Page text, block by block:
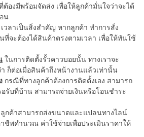
องมีพร้อมจัดส่ง เพื่อให้ลูกค้ามั่นใจว่าจะได้
น
เวลาเป็นสิ่งสำคัญ หากลูกค้า ทำการสั่ง
ที่จะต้องได้สินค้าตรงตามเวลา เพื่อให้ทันใช้
ในการติดตั้งรั้วคาวบอยนั้น ทางเราจะ
ำ ก็ต่อเมื่อสินค้าถึงหน้างานแล้วเท่านั้น
กรณีที่ทางลูกค้าต้องการติดตั้งเอง สามารถ
รับที่บ้าน สามารถจ่ายเงินหรือโอนชำระ
กค้าสามารถส่งขนาดและแปลนทางไลน์
ชีพคำนวณ ค่าใช้จ่ายเพื่อประเมินราคาให้